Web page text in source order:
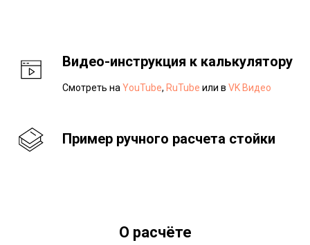
Видео-инструкция к калькулятору
Смотреть на YouTube, RuTube или в VK Видео
Пример ручного расчета стойки
О расчёте